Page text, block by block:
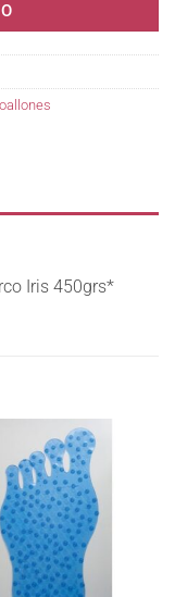
Iris 450grs*